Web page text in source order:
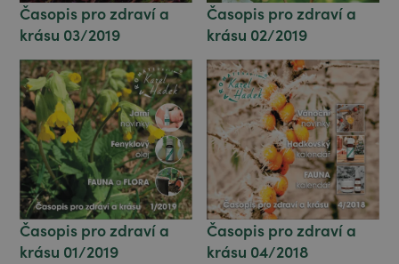
Časopis pro zdraví a
krásu 03/2019
Časopis pro zdraví a
krásu 02/2019
Časopis pro zdraví a
krásu 01/2019
Časopis pro zdraví a
krásu 04/2018